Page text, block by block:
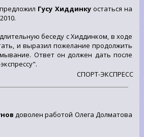
Гусу Хиддинкуостаться на
беседу с Хиддинком, в ходе
и выразил пожелание продолжить
Ответ он должен дать после
СПОРТ-ЭКСПРЕСС
доволен работой Олега Долматова